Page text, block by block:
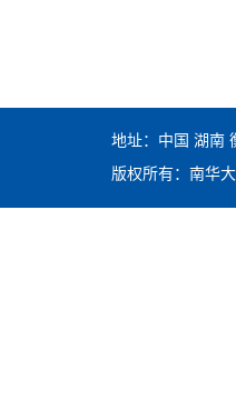
地址：中国 湖南
版权所有：南华